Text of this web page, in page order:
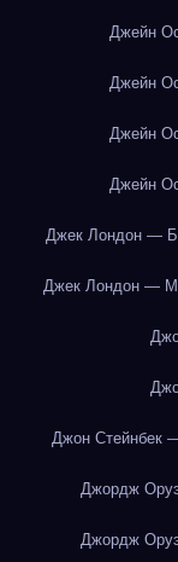
Джейн
Джейн
Джейн
Джейн
Джек Лондон —
Джек Лондон —
Джон Стейнбек
Джордж
Джордж